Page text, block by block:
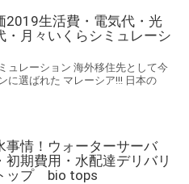
2019生活費・電気代・光
・月々いくらシミュレーシ
ュレーション 海外移住先として今
に選ばれた マレーシア‼! 日本の
情！ウォーターサーバ
初期費用・水配達デリバリ
ップ bio tops